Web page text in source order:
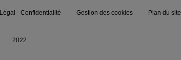
Légal - Confidentialité Gestion des cookies Plan du site
2022